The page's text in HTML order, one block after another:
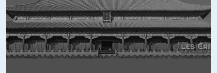
elle un véritable désespoir ?
De quoi s’agit-il au juste ?
Visiblement elle est convaincue que la guerre sur le front intérieur va
reprendre contre le président élu Donald Trump ?
Au verdict d’une élection, cette femme ne voit que la rébellion en
alternative.